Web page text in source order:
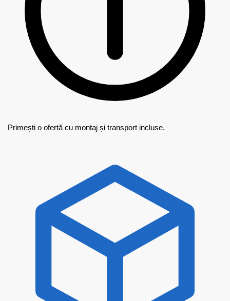
Primești o ofertă cu montaj și transport incluse.